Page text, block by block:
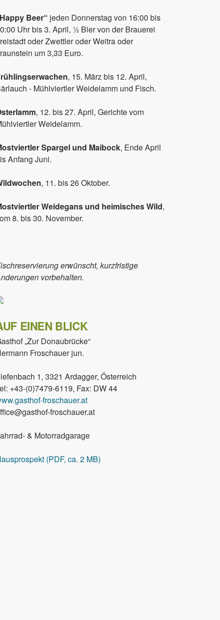
Beer“ jeden Donnerstag von 16:00 bis
Uhr bis 3. April, ½ Bier von der Brauerei
oder Zwettler oder Weitra oder
um 3,33 Euro.
, 15. März bis 12. April,
- Mühlviertler Weidelamm und Fisch.
, 12. bis 27. April, Gerichte vom
Weidelamm.
Spargel und Maibock, Ende April
Anfang Juni.
, 11. bis 26 Oktober.
Weidegans und heimisches Wild,
8. bis 30. November.
erwünscht, kurzfristige
vorbehalten.
EINEN BLICK
„Zur Donaubrücke“
Froschauer jun.
1, 3321 Ardagger, Österreich
+43-(0)7479-6119, Fax: DW 44
froschauer.at
froschauer.at
& Motorradgarage
(PDF, ca. 2 MB)